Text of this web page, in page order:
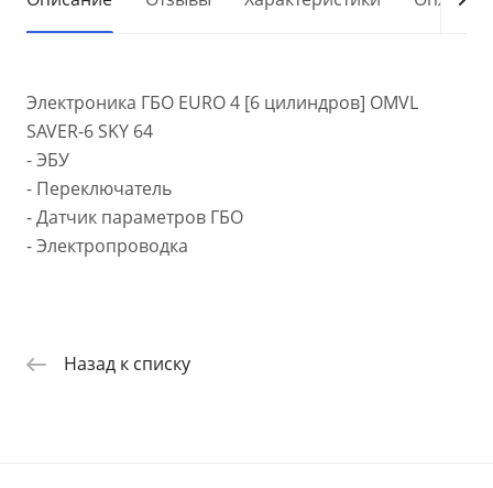
Электроника ГБО EURO 4 [6 цилиндров] OMVL
SAVER-6 SKY 64
- ЭБУ
- Переключатель
- Датчик параметров ГБО
- Электропроводка
Назад к списку